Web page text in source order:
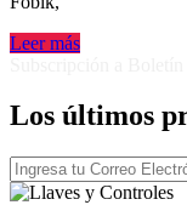
Leer más
Los últimos